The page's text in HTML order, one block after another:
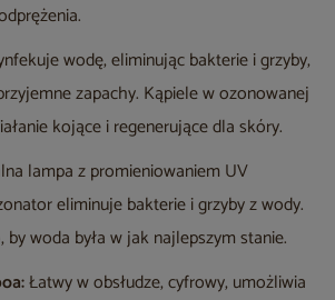
wodę, eliminując bakterie i grzyby,
zapachy. Kąpiele w ozonowanej
kojące i regenerujące dla skóry.
lampa z promieniowaniem UV
eliminuje bakterie i grzyby z wody.
woda była w jak najlepszym stanie.
Łatwy w obsłudze, cyfrowy, umożliwia